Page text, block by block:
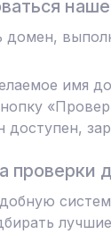
домен,
имя
доступен,
проверки